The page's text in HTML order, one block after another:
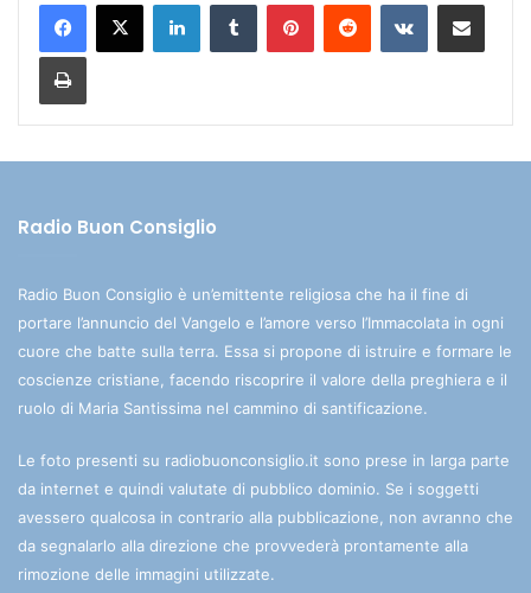
Radio Buon Consiglio
Radio Buon Consiglio è un’emittente religiosa che ha il fine di
portare l’annuncio del Vangelo e l’amore verso l’Immacolata in ogni
cuore che batte sulla terra. Essa si propone di istruire e formare le
coscienze cristiane, facendo riscoprire il valore della preghiera e il
ruolo di Maria Santissima nel cammino di santificazione.
Le foto presenti su radiobuonconsiglio.it sono prese in larga parte
da internet e quindi valutate di pubblico dominio. Se i soggetti
avessero qualcosa in contrario alla pubblicazione, non avranno che
da segnalarlo alla direzione che provvederà prontamente alla
rimozione delle immagini utilizzate.